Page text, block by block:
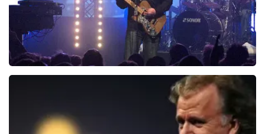
BESTEL NU